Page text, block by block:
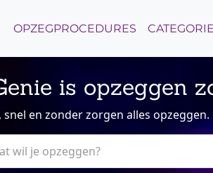
OPZEGPROCEDURES
is opzeggen
snel en zonder zorgen alles opzeggen.